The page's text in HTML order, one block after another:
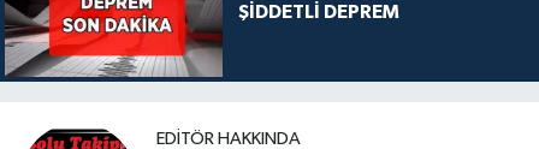
ŞİDDETLİ DEPREM
EDITÖR HAKKINDA